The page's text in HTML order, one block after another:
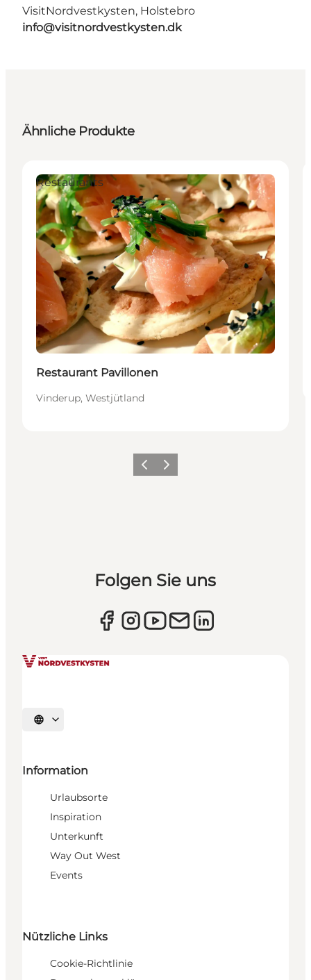
VisitNordvestkysten, Holstebro
info@visitnordvestkysten.dk
Ähnliche Produkte
Restaurants
Restaurant Pavillonen
Vinderup, Westjütland
ZurückWeiter
Folgen Sie uns
Sprache auswählen
Information
Urlaubsorte
Inspiration
Unterkunft
Way Out West
Events
Nützliche Links
Cookie-Richtlinie